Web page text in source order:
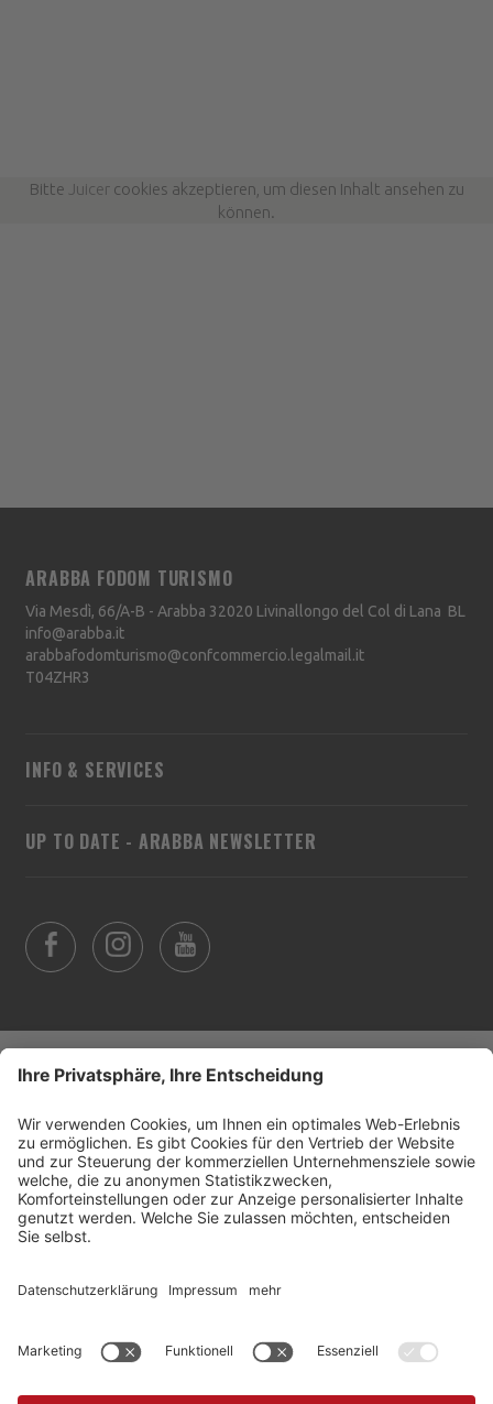
Bitte Juicercookies akzeptieren, um diesen Inhalt ansehen zu
können.
UP TO DATE - ARABBA NEWSLETTER
ARABBA FODOM TURISMO
Via Mesdì, 66/A-B - Arabba 32020 Livinallongo del Col di Lana BL
info@arabba.it
arabbafodomturismo@confcommercio.legalmail.it
T04ZHR3
INFO & SERVICES
MwSt.-Nummer 00685910259